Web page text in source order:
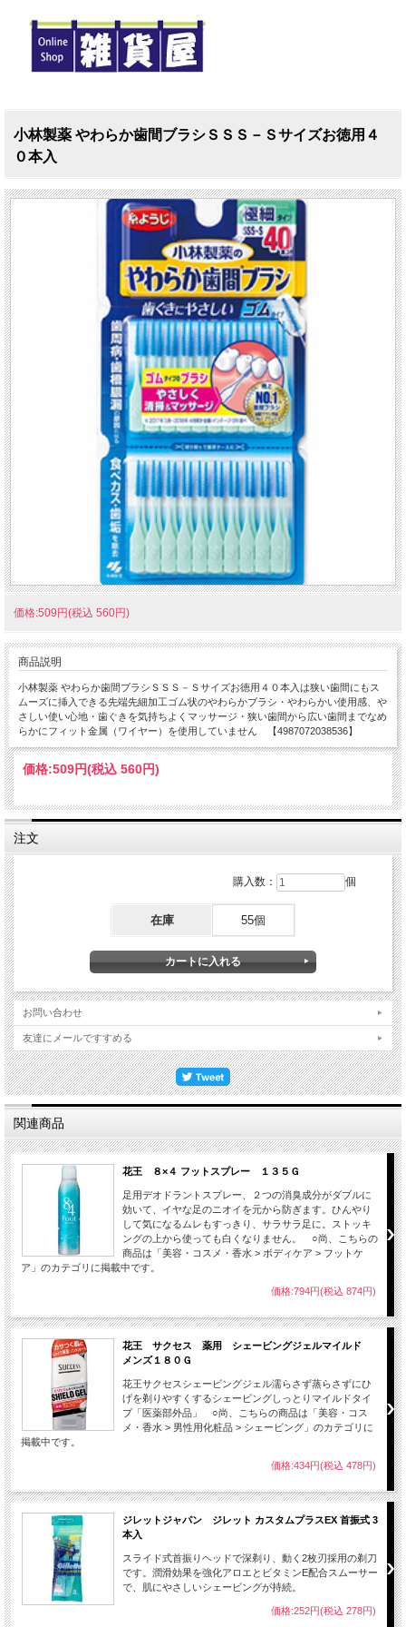
小林製薬 やわらか歯間ブラシＳＳＳ－Ｓサイズお徳用４
０本入
価格:509円(税込 560円)
商品説明
小林製薬 やわらか歯間ブラシＳＳＳ－Ｓサイズお徳用４０本入は狭い歯間にもス
ムーズに挿入できる先端先細加工ゴム状のやわらかブラシ・やわらかい使用感、や
さしい使い心地・歯ぐきを気持ちよくマッサージ・狭い歯間から広い歯間までなめ
らかにフィット金属（ワイヤー）を使用していません 【4987072038536】
価格:509円(税込 560円)
注文
購入数： 個
在庫 55個
お問い合わせ
友達にメールですすめる
関連商品
花王 ８×４ フットスプレー １３５Ｇ
足用デオドラントスプレー、２つの消臭成分がダブルに
効いて、イヤな足のニオイを元から防ぎます。ひんやり
して気になるムレもすっきり、サラサラ足に。ストッキ
ングの上から使っても白くなりません。 ○尚、こちらの
商品は「美容・コスメ・香水 > ボディケア > フットケ
ア」のカテゴリに掲載中です。
価格:794円(税込 874円)
花王 サクセス 薬用 シェービングジェルマイルド
メンズ１８０Ｇ
花王サクセスシェービングジェル濡らさず蒸らさずにひ
げを剃りやすくするシェービングしっとりマイルドタイ
プ「医薬部外品」 ○尚、こちらの商品は「美容・コス
メ・香水 > 男性用化粧品 > シェービング」のカテゴリに
掲載中です。
価格:434円(税込 478円)
ジレットジャパン ジレット カスタムプラスEX 首振式 3
本入
スライド式首振りヘッドで深剃り、動く2枚刃採用の剃刀
です。潤滑効果を強化アロエとビタミンE配合スムーサー
で、肌にやさしいシェービングが持続。
価格:252円(税込 278円)